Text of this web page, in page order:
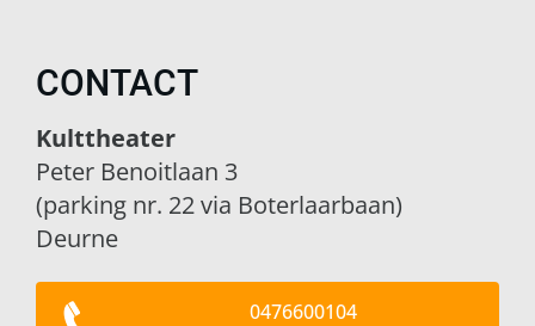
CONTACT
Kulttheater
Peter Benoitlaan 3
(parking nr. 22 via Boterlaarbaan)
Deurne
0476600104